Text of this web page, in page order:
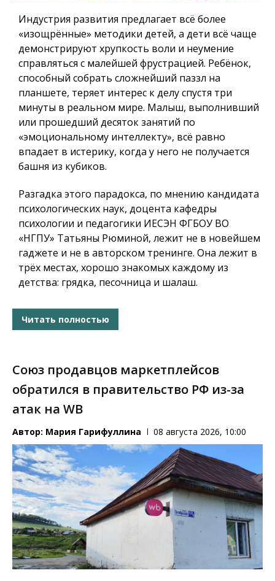
Индустрия развития предлагает всё более
«изощрённые» методики детей, а дети всё чаще
демонстрируют хрупкость воли и неумение
справляться с малейшей фрустрацией. Ребёнок,
способный собрать сложнейший паззл на
планшете, теряет интерес к делу спустя три
минуты в реальном мире. Малыш, выполнивший
или прошедший десяток занятий по
«эмоциональному интеллекту», всё равно
впадает в истерику, когда у него не получается
башня из кубиков.
Разгадка этого парадокса, по мнению кандидата
психологических наук, доцента кафедры
психологии и педагогики ИЕСЭН ФГБОУ ВО
«НГПУ» Татьяны Рюминой, лежит не в новейшем
гаджете и не в авторском тренинге. Она лежит в
трёх местах, хорошо знакомых каждому из
детства: грядка, песочница и шалаш.
Читать полностью
Союз продавцов маркетплейсов
обратился в правительство РФ из-за
атак на WB
Автор: Мария Гарифуллина 08 августа 2026, 10:00